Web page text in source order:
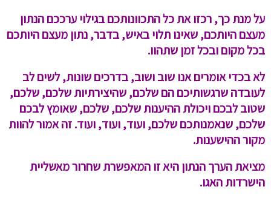
על מנת כך, רכזו את כל התכוונותכם בגילוי ערככם הנתון
מעצם היותכם, שאינו תלוי באיש, בדבר, נתון מעצם היותכם
בכל מקום ובכל זמן שתהוו.
לא בכדי אומרים אנו שוב ושוב, בדרכים שונות, לשים לב
לעובדה שרגשותיכם הם שלכם, שהיצירתיות שלכם, שלכם,
שטוב לבכם ויכולת ההיענות שלכם, שלכם, שאומץ לבכם
שלכם, שנאמנותכם שלכם, ועוד, ועוד, ועוד. זה אמור להוות
מקור ההישענות.
מציאת הערך הנתון היא זו המאפשרת שחרור מאשליית
הישרדות האגו.